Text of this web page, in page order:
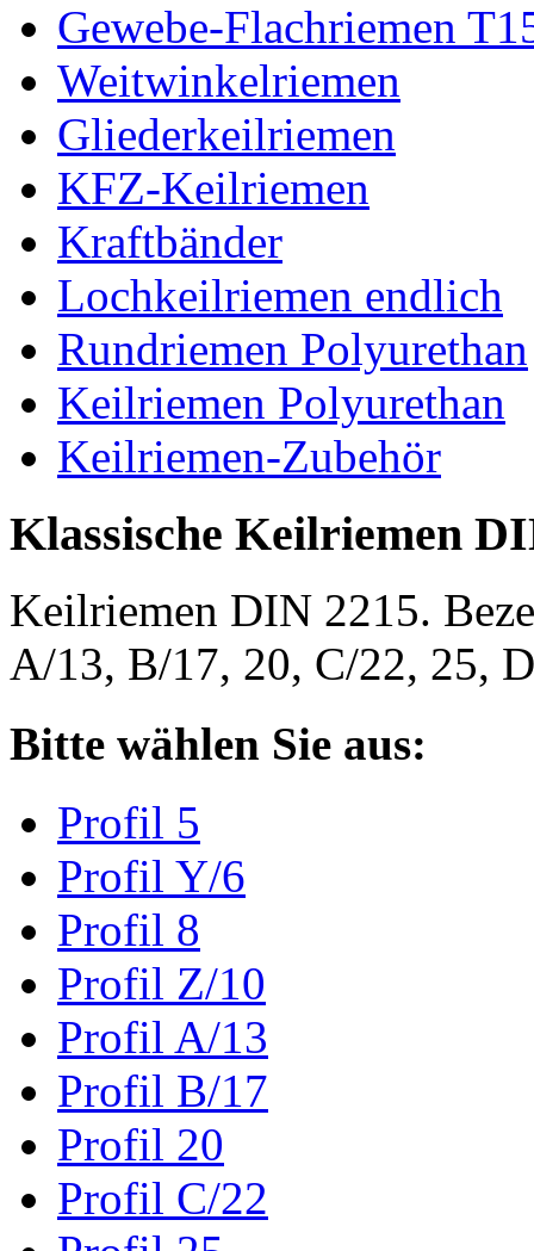
Gewebe-Flachriemen
Weitwinkelriemen
Gliederkeilriemen
KFZ-Keilriemen
Kraftbänder
Lochkeilriemen endlich
Rundriemen Polyurethan
Keilriemen Polyurethan
Keilriemen-Zubehör
Klassische Keilriemen
Keilriemen DIN 2215.
A/13, B/17, 20, C/22, 25,
Bitte wählen Sie aus:
Profil 5
Profil Y/6
Profil 8
Profil Z/10
Profil A/13
Profil B/17
Profil 20
Profil C/22